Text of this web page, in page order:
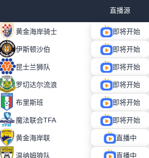
直播源
黄金海岸骑士 即将开始
伊斯顿沙伯 即将开始
昆士兰狮队 即将开始
罗切达尔流浪 即将开始
布里斯班 即将开始
魔法联合TFA 即将开始
黄金海岸联 直播中
温纳姆狼队 直播中